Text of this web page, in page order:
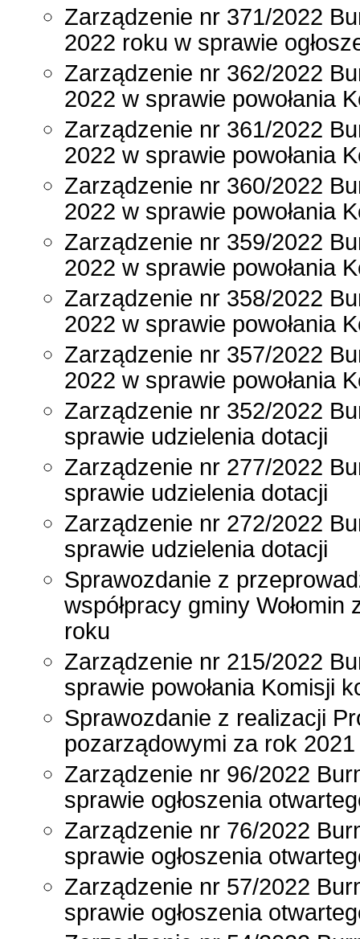
Zarządzenie nr 371/2022
2022 roku w sprawie
Zarządzenie nr 362/2022
2022 w sprawie powołania
Zarządzenie nr 361/2022
2022 w sprawie powołania
Zarządzenie nr 360/2022
2022 w sprawie powołania
Zarządzenie nr 359/2022
2022 w sprawie powołania
Zarządzenie nr 358/2022
2022 w sprawie powołania
Zarządzenie nr 357/2022
2022 w sprawie powołania
Zarządzenie nr 352/2022
sprawie udzielenia dotacji
Zarządzenie nr 277/2022
sprawie udzielenia dotacji
Zarządzenie nr 272/2022
sprawie udzielenia dotacji
Sprawozdanie z
współpracy gminy
roku
Zarządzenie nr 215/2022
sprawie powołania Komisji
Sprawozdanie z realizacji
pozarządowymi za rok 2021
Zarządzenie nr 96/2022
sprawie ogłoszenia
Zarządzenie nr 76/2022
sprawie ogłoszenia
Zarządzenie nr 57/2022
sprawie ogłoszenia